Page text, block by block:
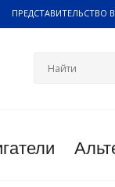
ПРЕДСТАВИТЕЛЬСТВО